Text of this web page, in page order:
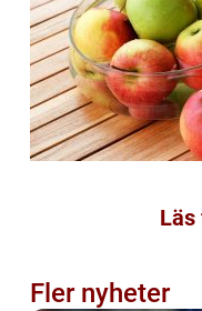
Läs
Fler nyheter